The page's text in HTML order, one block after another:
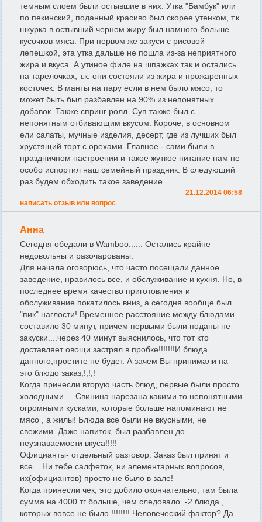
темным слоем были остывшие в них. Утка "Бамбук" или
по пекинский, поданный красиво был скорее утенком, т.к.
шкурка в остывший черном жиру был намного больше
кусочков мяса. При первом же закуси с рисовой
лепешкой, эта утка дальше не пошла из-за неприятного
жира и вкуса. А утиное филе на шпажках так и остались
на тарелочках, т.к. они состояли из жира и прожаренных
косточек. В манты на пару если в нем было мясо, то
может быть был разбавлен на 90% из непонятных
добавок. Также спринг ролл. Суп также был с
непонятным отбивающим вкусом. Короче, в основном
ели салаты, мучные изделия, десерт, где из лучших был
хрустящий торт с орехами. Главное - сами были в
праздничном настроении и такое жуткое питание нам не
особо испортил наш семейный праздник. В следующий
раз будем обходить такое заведение.
21.12.2014 06:58
написать отзыв или вопрос
Анна
Сегодня обедали в Wamboo...... Остались крайне
недовольны и разочарованы.
Для начала оговорюсь, что часто посещали данное
заведение, нравилось все, и обслуживание и кухня. Но, в
последнее время качество приготовления и
обслуживание покатилось вниз, а сегодня вообще был
"пик" наглости! Временное расстояние между блюдами
составило 30 минут, причем первыми были поданы не
закуски....через 40 минут выяснилось, что тот кто
доставляет овощи застрял в пробке!!!!!!!И блюда
данного,простите не будет. А зачем Вы принимали на
это блюдо заказ,!,!,!
Когда принесли вторую часть блюд, первые были просто
холодными.....Свинина нарезана какими то непонятными
огромными кусками, которые больше напоминают не
мясо , а жилы! Блюда все были не вкусными, не
свежими. Даже напиток, был разбавлен до
неузнаваемости вкуса!!!!!
Официанты- отдельный разговор. Заказ был принят и
все....Ни тебе салфеток, ни элементарных вопросов,
их(официантов) просто не было в зале!
Когда принесли чек, это добило окончательно, там была
сумма на 4000 тг больше, чем следовало. -2 блюда ,
которых вовсе не было.!!!!!!!! Человеческий фактор? Да